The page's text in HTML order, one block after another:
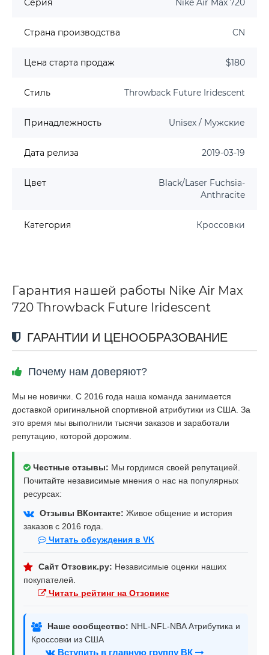
Серия Nike Air Max 720
Страна производства CN
Цена старта продаж $180
Стиль Throwback Future Iridescent
Принадлежность Unisex / Мужские
Дата релиза 2019-03-19
Цвет
Black/Laser Fuchsia-
Anthracite
Категория Кроссовки
Гарантия нашей работы Nike Air Max
720 Throwback Future Iridescent
ГАРАНТИИ И ЦЕНООБРАЗОВАНИЕ
Почему нам доверяют?
Мы не новички. С 2016 года наша команда занимается
доставкой оригинальной спортивной атрибутики из США. За
это время мы выполнили тысячи заказов и заработали
репутацию, которой дорожим.
Честные отзывы: Мы гордимся своей репутацией.
Почитайте независимые мнения о нас на популярных
ресурсах:
Отзывы ВКонтакте: Живое общение и история
заказов с 2016 года.
Читать обсуждения в VK
Сайт Отзовик.ру: Независимые оценки наших
покупателей.
Читать рейтинг на Отзовике
Наше сообщество: NHL-NFL-NBA Атрибутика и
Кроссовки из США
Вступить в главную группу ВК